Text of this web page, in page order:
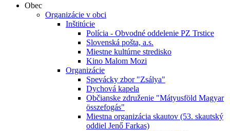
Obec
Organizácie v obci
Inštitúcie
Polícia - Obvodné oddelenie PZ Trstice
Slovenská pošta, a.s.
Miestne kultúrne stredisko
Kino Malom Mozi
Organizácie
Spevácky zbor "Zsálya"
Dychová kapela
Občianske združenie "Mátyusföld Magyar
összefogás"
Miestna organizácia skautov (53. skautský
oddiel Jenő Farkas)